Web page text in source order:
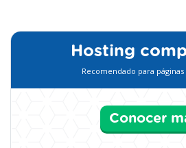
Hosting
Recomendado para
Conocer